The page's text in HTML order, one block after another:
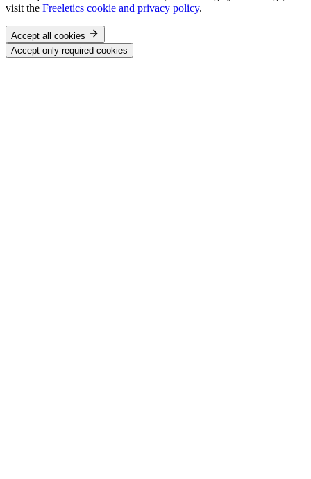
visit the Freeletics cookie and privacy policy.
Accept all cookies
Accept only required cookies